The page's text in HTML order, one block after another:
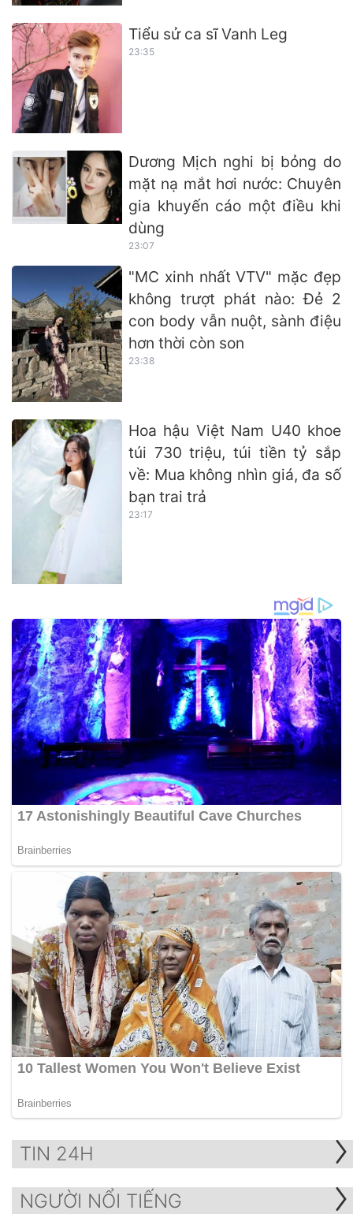
Tiểu sử ca sĩ Vanh Leg
23:35
Dương Mịch nghi bị bỏng do
mặt nạ mắt hơi nước: Chuyên
gia khuyến cáo một điều khi
dùng
23:07
"MC xinh nhất VTV" mặc đẹp
không trượt phát nào: Đẻ 2
con body vẫn nuột, sành điệu
hơn thời còn son
23:38
Hoa hậu Việt Nam U40 khoe
túi 730 triệu, túi tiền tỷ sắp
về: Mua không nhìn giá, đa số
bạn trai trả
23:17
TIN 24H
NGƯỜI NỔI TIẾNG